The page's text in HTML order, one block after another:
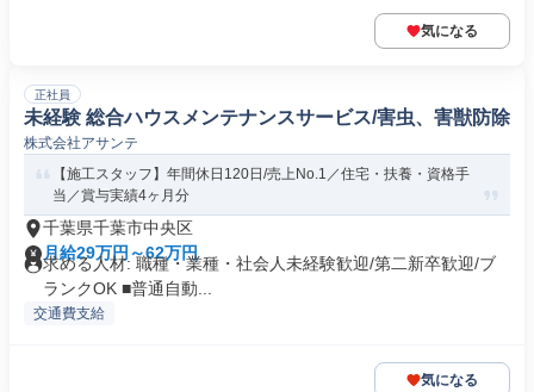
気になる
正社員
未経験 総合ハウスメンテナンスサービス/害虫、害獣防除
株式会社アサンテ
【施工スタッフ】年間休日120日/売上No.1／住宅・扶養・資格手
当／賞与実績4ヶ月分
千葉県千葉市中央区
月給29万円～62万円
求める人材: 職種・業種・社会人未経験歓迎/第二新卒歓迎/ブ
ランクOK ■普通自動...
交通費支給
気になる